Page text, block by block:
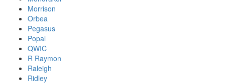
Morrison
Orbea
Pegasus
Popal
QWIC
R Raymon
Raleigh
Ridley